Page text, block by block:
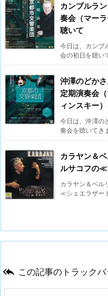
カンブルラ
奏会（マー
聴いて
今日は、カンブ
会の初日を聴い
沖澤のどか
定期演奏会
ィンスキー
今日は、沖澤の
奏会を聴いてき
カラヤン＆
ルサコフの
カラヤン＆ベル
≪シェエラザー
 この記事のトラック